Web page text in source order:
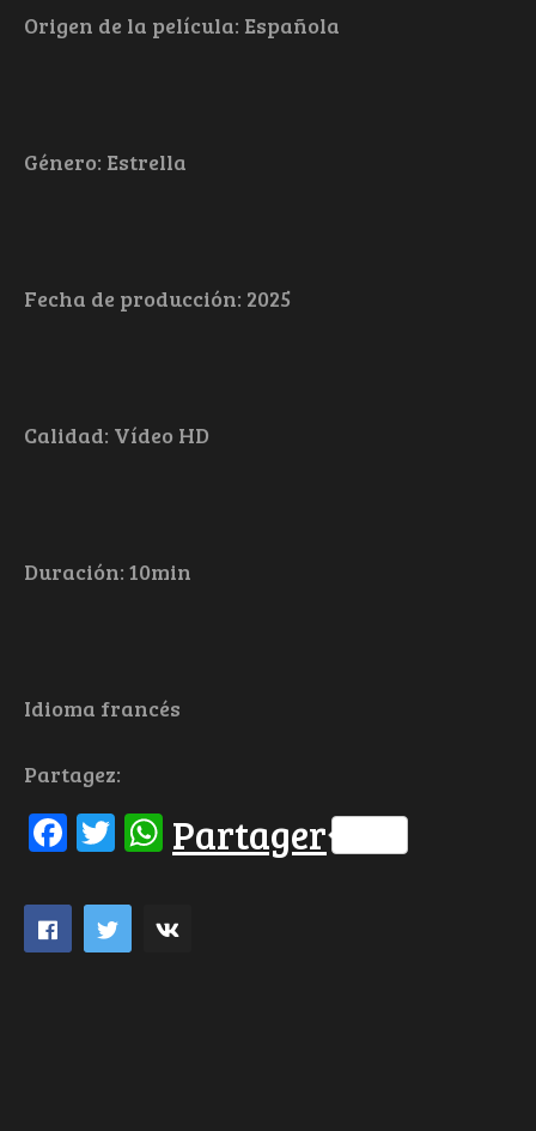
Origen de la película: Española
Género: Estrella
Fecha de producción: 2025
Calidad: Vídeo HD
Duración: 10min
Idioma francés
Partagez:
Facebook
Twitter
WhatsApp
Partager